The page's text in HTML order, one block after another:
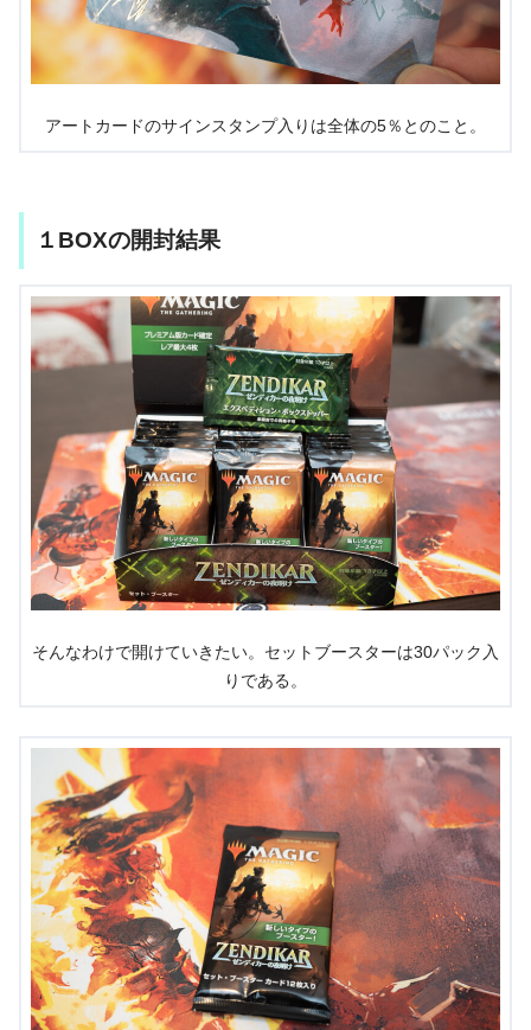
アートカードのサインスタンプ入りは全体の5％とのこと。
１BOXの開封結果
そんなわけで開けていきたい。セットブースターは30パック入
りである。